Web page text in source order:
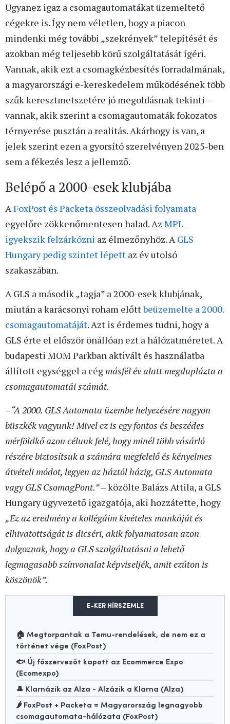
Ugyanez igaz a csomagautomatákat üzemeltető
cégekre is. Így nem véletlen, hogy a piacon
mindenki még további „szekrények” telepítését és
azokban még teljesebb körű szolgáltatását ígéri.
Vannak, akik ezt a csomagkézbesítés forradalmának,
a magyarországi e-kereskedelem működésének több
szűk keresztmetszetére jó megoldásnak tekinti –
vannak, akik szerint a csomagautomaták fokozatos
térnyerése pusztán a realitás. Akárhogy is van, a
jelek szerint ezen a gyorsító szerelvényen 2025-ben
sem a fékezés lesz a jellemző.
Belépő a 2000-esek klubjába
A FoxPost és Packeta összeolvadási folyamata
egyelőre zökkenőmentesen halad. Az MPL
igyekszik felzárkózni az élmezőnyhöz. A GLS
Hungary pedig szintet lépett az év utolsó
szakaszában.
A GLS a második „tagja” a 2000-esek klubjának,
miután a karácsonyi roham előttbeüzemelte a 2000.
csomagautomatáját. Azt is érdemes tudni, hogy a
GLS érte el először önállóan ezt a hálózatméretet. A
budapesti MOM Parkban aktivált és használatba
állított egységgel a cég másfél év alatt megduplázta a
csomagautomatái számát.
–“A 2000. GLS Automata üzembe helyezésére nagyon
büszkék vagyunk! Mivel ez is egy fontos és beszédes
mérföldkő azon célunk felé, hogy minél több vásárló
részére biztosítsuk a számára megfelelő és kényelmes
átvételi módot, legyen az háztól házig, GLS Automata
vagy GLS CsomagPont.”– közölte Balázs Attila, a GLS
Hungary ügyvezető igazgatója, aki hozzátette, hogy
„Ez az eredmény a kollégáim kivételes munkáját és
elhivatottságát is dicséri, akik folyamatosan azon
dolgoznak, hogy a GLS szolgáltatásai a lehető
legmagasabb színvonalat képviseljék, amit ezúton is
köszönök”.
E-KER HÍRSZEMLE
🏠 Megtorpantak a Temu-rendelések, de nem ez a
történet vége (FoxPost)
🐟 Új főszervezőt kapott az Ecommerce Expo
(Ecomexpo)
🎩 Klarnázik az Alza - Alzázik a Klarna (Alza)
🌶️ FoxPost + Packeta = Magyarország legnagyobb
csomagautomata-hálózata (FoxPost)